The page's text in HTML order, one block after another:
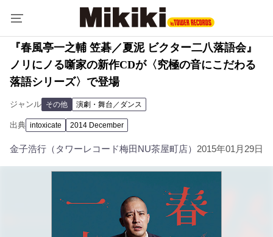
『春風亭一之輔 笠碁／夏泥 ビクター二八落語会』
ノリにノる噺家の新作CDが〈究極の音にこだわる
落語シリーズ〉で登場
ジャンル その他 演劇・舞台／ダンス
出典 intoxicate 2014 December
金子浩行（タワーレコード梅田NU茶屋町店） 2015年01月29日